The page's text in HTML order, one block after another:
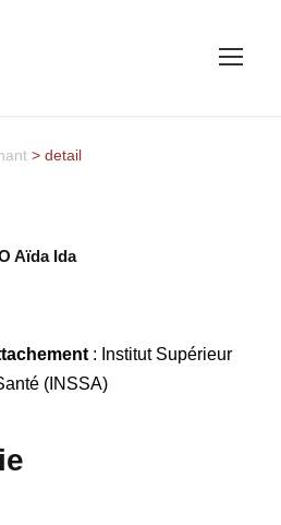
> detail
Aïda Ida
: Institut Supérieur
(INSSA)